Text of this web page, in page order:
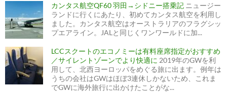
カンタス航空QF60 羽田→シドニー搭乗記 ニュージー
ランドに行くにあたり、初めてカンタス航空を利用し
ました。カンタス航空はオーストラリアのフラグシッ
プエアライン。JALと同じくワンワールドに加...
LCCスクートのエコノミーは有料座席指定がおすすめ
／サイレントゾーンでより快適に 2019年のGWを利
用して、北西ヨーロッパをめぐる旅に出ます。例年は
うちの会社はGWはほぼ3連休しかないため、これま
でGWに海外旅行に出かけたことがな...